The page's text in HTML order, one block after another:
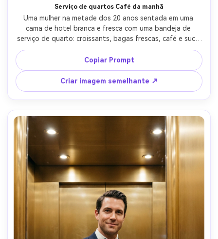
Serviço de quartos Café da manhã
Uma mulher na metade dos 20 anos sentada em uma
cama de hotel branca e fresca com uma bandeja de
serviço de quarto: croissants, bagas frescas, café e suco
de laranja, usando um roupão de seda com cabelo
bagunçado, luz macia da janela da manhã, sorriso
relaxado, decoração de suíte de luxo com tons neutros,
fotografado em Fujifilm GFX 100, 63mm, estilo de vida
editorial acolhedor, texturas realistas, alta resolução-AR
4:5
Copiar Prompt
Criar imagem semelhante ↗